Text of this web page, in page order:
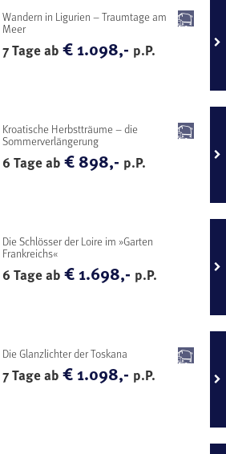
Wandern in Ligurien – Traumtage am
Meer
7 Tage ab€ 1.098,- p.P.
Kroatische Herbstträume – die
Sommerverlängerung
6 Tage ab€ 898,- p.P.
Die Schlösser der Loire im »Garten
Frankreichs«
6 Tage ab€ 1.698,- p.P.
Die Glanzlichter der Toskana
7 Tage ab€ 1.098,- p.P.